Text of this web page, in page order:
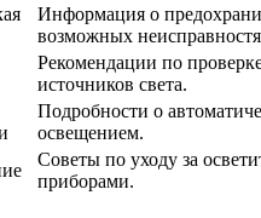
Информация о
возможных
Рекомендации по
источников света.
Подробности о
освещением.
Советы по уходу за
приборами.